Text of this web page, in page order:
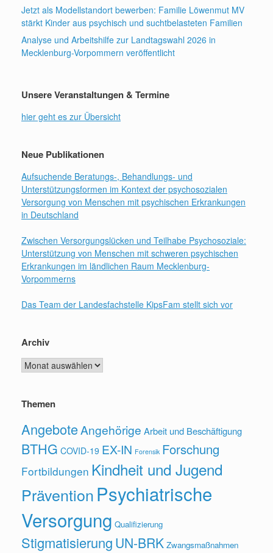
Jetzt als Modellstandort bewerben: Familie Löwenmut MV
stärkt Kinder aus psychisch und suchtbelasteten Familien
Analyse und Arbeitshilfe zur Landtagswahl 2026 in
Mecklenburg-Vorpommern veröffentlicht
Unsere Veranstaltungen & Termine
hier geht es zur Übersicht
Neue Publikationen
Aufsuchende Beratungs-, Behandlungs- und
Unterstützungsformen im Kontext der psychosozialen
Versorgung von Menschen mit psychischen Erkrankungen
in Deutschland
Zwischen Versorgungslücken und Teilhabe Psychosoziale:
Unterstützung von Menschen mit schweren psychischen
Erkrankungen im ländlichen Raum Mecklenburg-
Vorpommerns
Das Team der Landesfachstelle KipsFam stellt sich vor
Archiv
Archiv
Themen
AngeboteAngehörige Arbeit und Beschäftigung
BTHG COVID-19 EX-IN Forensik Forschung
Fortbildungen Kindheit und Jugend
PräventionPsychiatrische
Versorgung Qualifizierung
Stigmatisierung UN-BRK Zwangsmaßnahmen